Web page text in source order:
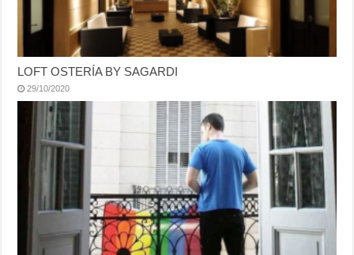
LOFT OSTERÍA BY SAGARDI
29/10/2020